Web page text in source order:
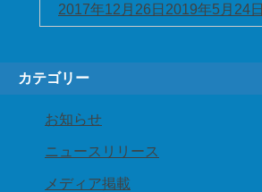
2017年12月26日 2019年5月24日
カテゴリー
お知らせ
ニュースリリース
メディア掲載